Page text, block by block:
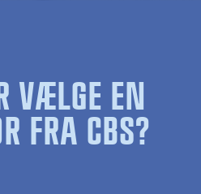
VÆLGE EN
FRA CBS?